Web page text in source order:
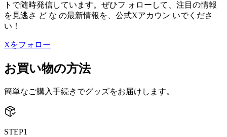
トで随時発信しています。ぜひフ ォローして、注目の情報
を見逃さ ど な の最新情報を、公式Xアカウン いでくださ
い！
Xをフォロー
お買い物の方法
簡単なご購入手続きでグッズをお届けします。
STEP1